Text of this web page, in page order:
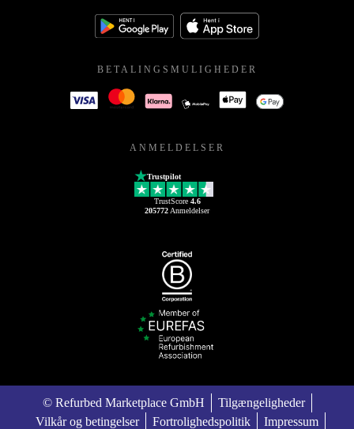
BETALINGSMULIGHEDER
ANMELDELSER
Trustpilot
TrustScore 4.6
205772 Anmeldelser
© Refurbed Marketplace GmbH
Tilgængeligheder
Vilkår og betingelser
Fortrolighedspolitik Impressum